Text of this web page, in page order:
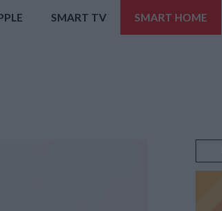
SMART TV SMART HOME